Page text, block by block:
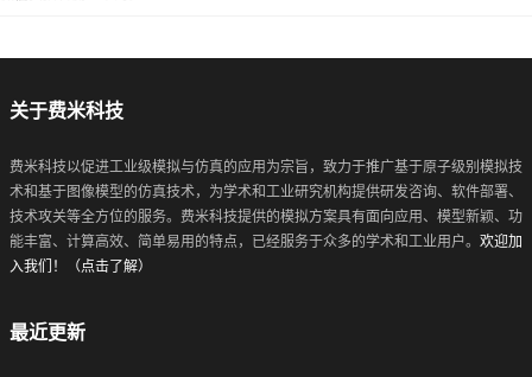
关于费米科技
费米科技以促进工业级模拟与仿真的应用为宗旨，致力于推广基于原子级别模拟技
术和基于图像模型的仿真技术，为学术和工业研究机构提供研发咨询、软件部署、
技术攻关等全方位的服务。费米科技提供的模拟方案具有面向应用、模型新颖、功
能丰富、计算高效、简单易用的特点，已经服务于众多的学术和工业用户。 欢迎加
入我们！（点击了解）
最近更新